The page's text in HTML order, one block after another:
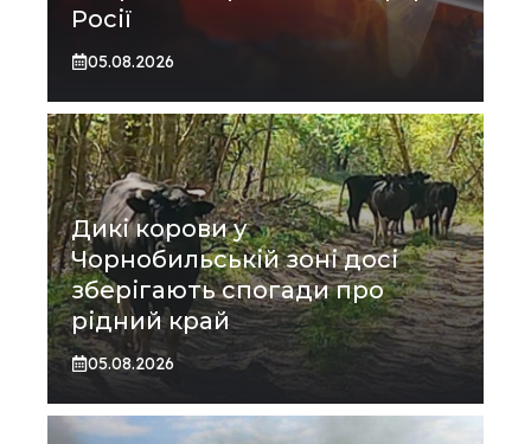
Росії
05.08.2026
Дикі корови у
Чорнобильській зоні досі
зберігають спогади про
рідний край
05.08.2026